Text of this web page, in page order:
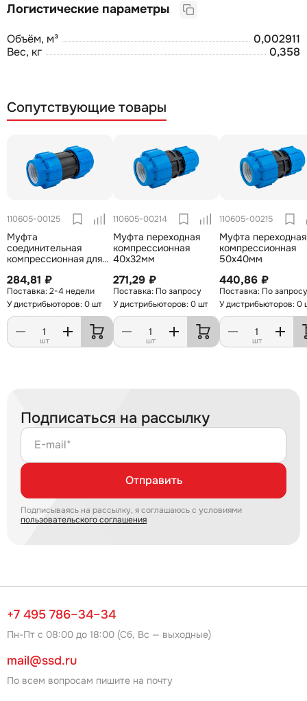
Логистические параметры
Объём, м³
0,002911
Вес, кг
0,358
Сопутствующие товары
110605-00125
Муфта
соединительная
компрессионная для
284,81 ₽
2-4 недели
У дистрибьюторов: 0 шт
шт
110605-00214
Муфта переходная
компрессионная
40х32мм
271,29 ₽
По запросу
У дистрибьюторов: 0 шт
шт
110605-00215
Муфта переходная
компрессионная
50х40мм
440,86 ₽
По запросу
У дистрибьюторов: 0
шт
Подписаться на рассылку
E-mail*
Отправить
Подписываясь на рассылку, я соглашаюсь с условиями
пользовательского соглашения
+7 495 786–34–34
Пн-Пт с 08:00 до 18:00 (Сб, Вс — выходные)
mail@ssd.ru
По всем вопросам пишите на почту